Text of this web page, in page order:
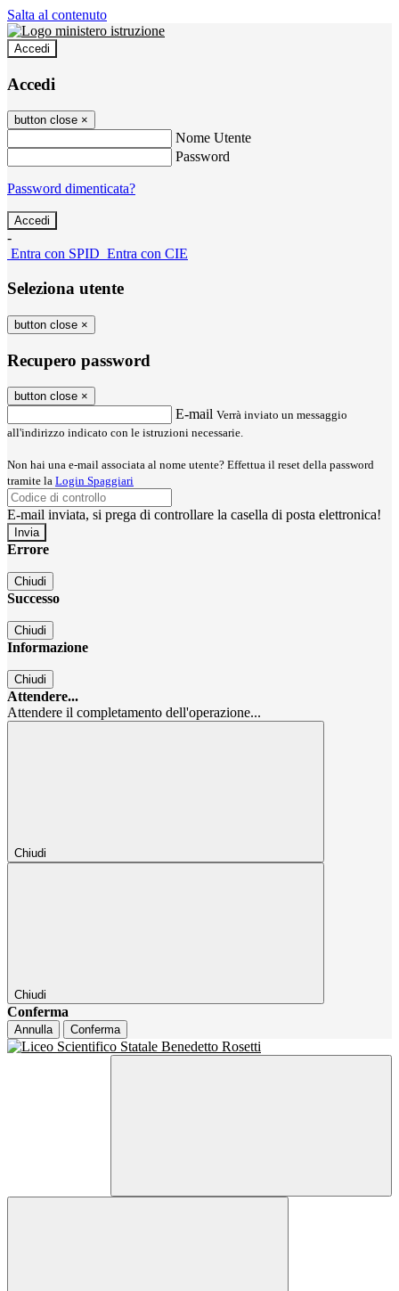
Salta al contenuto
Accedi
Accedi
button close ×
Nome Utente
Password
Password dimenticata?
-
Entra con SPID Entra con CIE
Seleziona utente
button close ×
Recupero password
button close ×
E-mail Verrà inviato un messaggio
all'indirizzo indicato con le istruzioni necessarie.
Non hai una e-mail associata al nome utente? Effettua il reset della password
tramite la Login Spaggiari
E-mail inviata, si prega di controllare la casella di posta elettronica!
Errore
Chiudi
Successo
Chiudi
Informazione
Chiudi
Attendere...
Attendere il completamento dell'operazione...
Chiudi
Chiudi
Conferma
Annulla Conferma